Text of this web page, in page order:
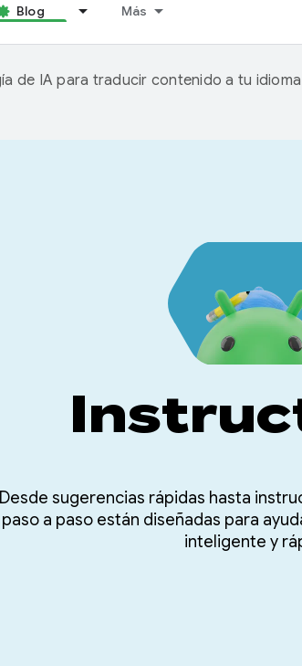
Blog Más
de IA para traducir contenido a tu
Desde sugerencias rápidas hasta
paso a paso están diseñadas para
inteligente y